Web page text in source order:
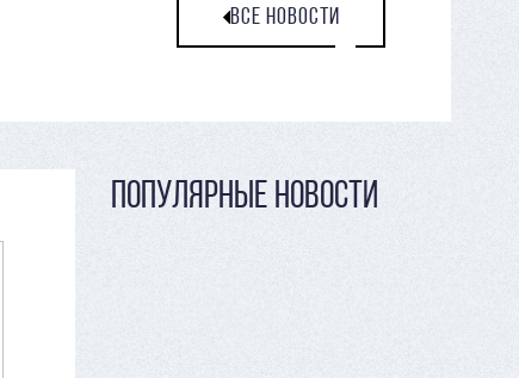
ВСЕ НОВОСТИ
ПОПУЛЯРНЫЕ НОВОСТИ